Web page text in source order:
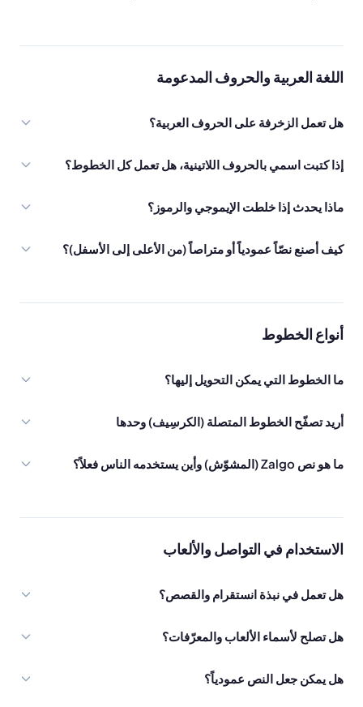
اللغة العربية والحروف المدعومة
هل تعمل الزخرفة على الحروف العربية؟
إذا كتبت اسمي بالحروف اللاتينية، هل تعمل كل الخطوط؟
ماذا يحدث إذا خلطت الإيموجي والرموز؟
كيف أصنع نصّاً عمودياً أو متراصاً (من الأعلى إلى الأسفل)؟
أنواع الخطوط
ما الخطوط التي يمكن التحويل إليها؟
أريد تصفّح الخطوط المتصلة (الكرسِيف) وحدها
ما هو نص Zalgo (المشوّش) وأين يستخدمه الناس فعلاً؟
الاستخدام في التواصل والألعاب
هل تعمل في نبذة انستقرام والقصص؟
هل تصلح لأسماء الألعاب والمعرّفات؟
هل يمكن جعل النص عمودياً؟